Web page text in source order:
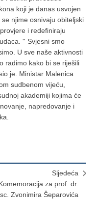
koji je danas usvojen
njime osnivaju obiteljski
i redefiniraju
'' Svjesni smo
U sve naše aktivnosti
radimo kako bi se riješili
je. Ministar Malenica
sudbenom vijeću,
akademiji kojima će
napredovanje i
Sljedeća
za prof. dr.
sc. Zvonimira Šeparovića